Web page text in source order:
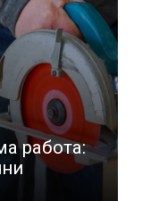
работа: